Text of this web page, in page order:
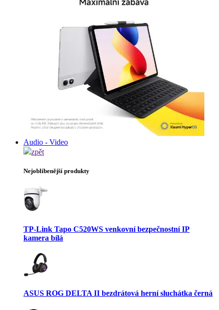
Audio - Video
zpět
Nejoblíbenější produkty
TP-Link Tapo C520WS venkovní bezpečnostní IP
kamera bílá
ASUS ROG DELTA II bezdrátová herní sluchátka černá